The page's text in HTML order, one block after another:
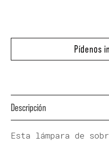
Pídenos
Descripción
Esta lámpara de